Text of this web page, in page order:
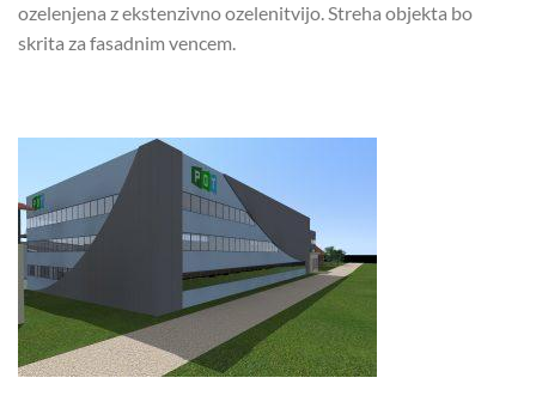
ozelenjena z ekstenzivno ozelenitvijo. Streha objekta bo
skrita za fasadnim vencem.